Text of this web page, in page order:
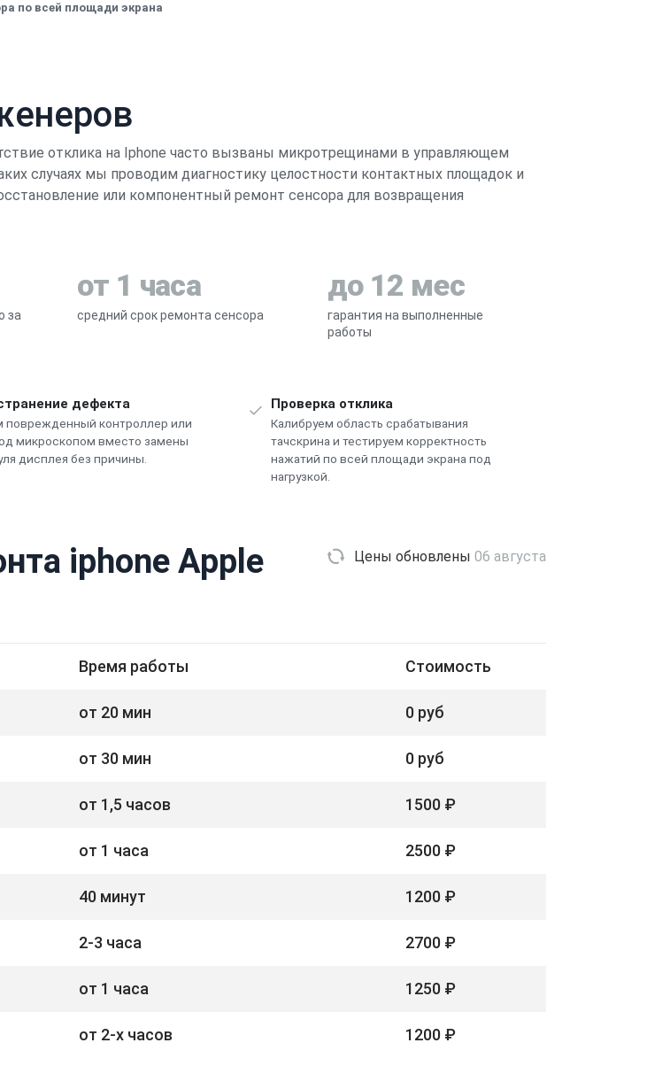
по всей площади экрана
отклика на Iphone часто вызваны микротрещинами в управляющем
случаях мы проводим диагностику целостности контактных площадок и
или компонентный ремонт сенсора для возвращения
за
от 1 часа
средний срок ремонта сенсора
до 12 мес
гарантия на выполненные
работы
дефекта
поврежденный контроллер или
микроскопом вместо замены
дисплея без причины.
Проверка отклика
Калибруем область срабатывания
тачскрина и тестируем корректность
нажатий по всей площади экрана под
нагрузкой.
iphone Apple
Цены обновлены 06 августа
Время работы Стоимость
от 20 мин 0 руб
от 30 мин 0 руб
от 1,5 часов 1500 ₽
от 1 часа 2500 ₽
40 минут 1200 ₽
2-3 часа 2700 ₽
от 1 часа 1250 ₽
от 2-х часов 1200 ₽